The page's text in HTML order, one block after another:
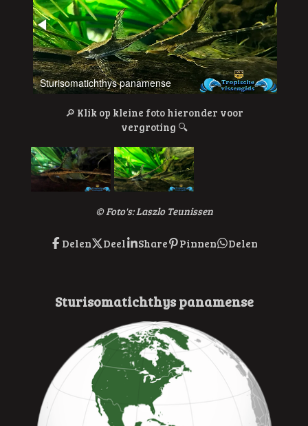
Sturisomatichthys panamense
🔎 Klik op kleine foto hieronder voor
vergroting 🔍
© Foto's: Laszlo Teunissen
Delen Deel Share Pinnen Delen
Sturisomatichthys panamense